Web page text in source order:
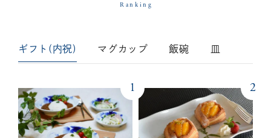
Ranking
ギフト(内祝) マグカップ 飯碗 皿
1 2